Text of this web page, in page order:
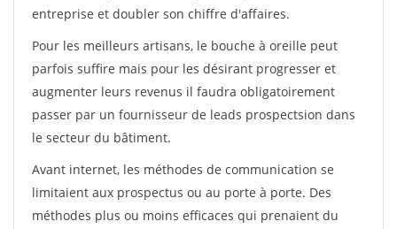
entreprise et doubler son chiffre d'affaires.
Pour les meilleurs artisans, le bouche à oreille peut
parfois suffire mais pour les désirant progresser et
augmenter leurs revenus il faudra obligatoirement
passer par un fournisseur de leads prospectsion dans
le secteur du bâtiment.
Avant internet, les méthodes de communication se
limitaient aux prospectus ou au porte à porte. Des
méthodes plus ou moins efficaces qui prenaient du